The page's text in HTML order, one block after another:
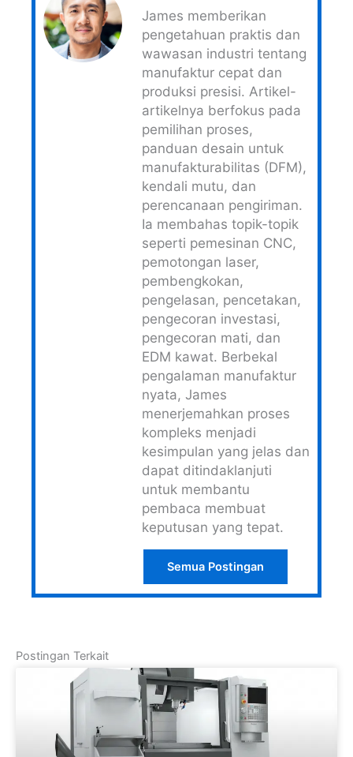
James memberikan
pengetahuan praktis dan
wawasan industri tentang
manufaktur cepat dan
produksi presisi. Artikel-
artikelnya berfokus pada
pemilihan proses,
panduan desain untuk
manufakturabilitas (DFM),
kendali mutu, dan
perencanaan pengiriman.
Ia membahas topik-topik
seperti pemesinan CNC,
pemotongan laser,
pembengkokan,
pengelasan, pencetakan,
pengecoran investasi,
pengecoran mati, dan
EDM kawat. Berbekal
pengalaman manufaktur
nyata, James
menerjemahkan proses
kompleks menjadi
kesimpulan yang jelas dan
dapat ditindaklanjuti
untuk membantu
pembaca membuat
keputusan yang tepat.
Semua Postingan
Postingan Terkait